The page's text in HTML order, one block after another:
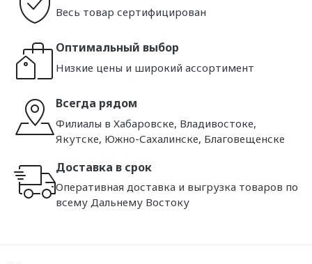
Весь товар сертифицирован
Оптимальный выбор
Низкие цены и широкий ассортимент
Всегда рядом
Филиалы в Хабаровске, Владивостоке,
Якутске, Южно-Сахалинске, Благовещенске
Доставка в срок
Оперативная доставка и выгрузка товаров по
всему Дальнему Востоку